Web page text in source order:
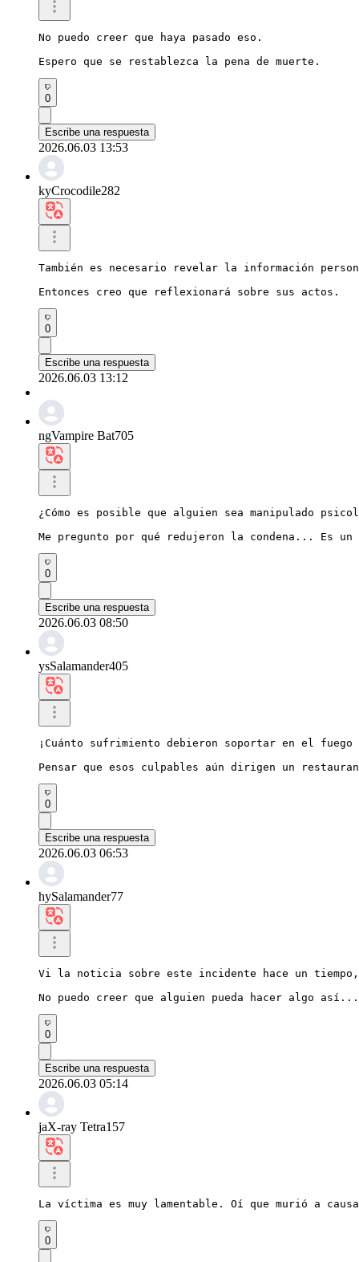
No puedo creer que haya pasado eso.
Espero que se restablezca la pena de muerte.
0
Escribe una respuesta
2026.06.03 13:53
kyCrocodile282
También es necesario revelar la información
Entonces creo que reflexionará sobre sus actos.
0
Escribe una respuesta
2026.06.03 13:12
ngVampire Bat705
¿Cómo es posible que alguien sea manipulado
Me pregunto por qué redujeron la condena... Es
0
Escribe una respuesta
2026.06.03 08:50
ysSalamander405
¡Cuánto sufrimiento debieron soportar en el fuego
Pensar que esos culpables aún dirigen un
0
Escribe una respuesta
2026.06.03 06:53
hySalamander77
Vi la noticia sobre este incidente hace un tiempo,
No puedo creer que alguien pueda hacer algo
0
Escribe una respuesta
2026.06.03 05:14
jaX-ray Tetra157
La víctima es muy lamentable. Oí que murió a
0